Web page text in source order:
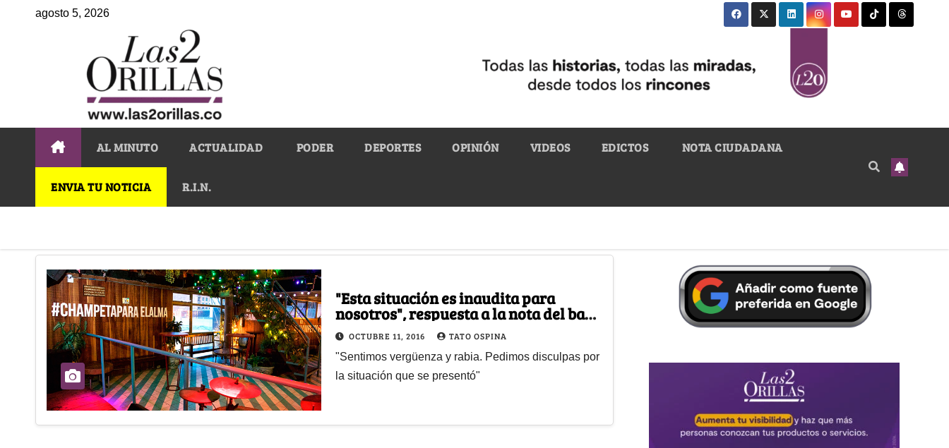
agosto 5, 2026
AL MINUTO ACTUALIDAD PODER DEPORTES OPINIÓN VIDEOS EDICTOS NOTA CIUDADANA
ENVIA TU NOTICIA R.I.N.
"Esta situación es inaudita para
nosotros", respuesta a la nota del bar
El Campanario
OCTUBRE 11, 2016 TATO OSPINA
"Sentimos vergüenza y rabia. Pedimos disculpas por
la situación que se presentó"